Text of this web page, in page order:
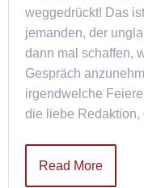
weggedrückt! Das
jemanden, der
dann mal schaffen,
Gespräch
irgendwelche
die liebe
Read More